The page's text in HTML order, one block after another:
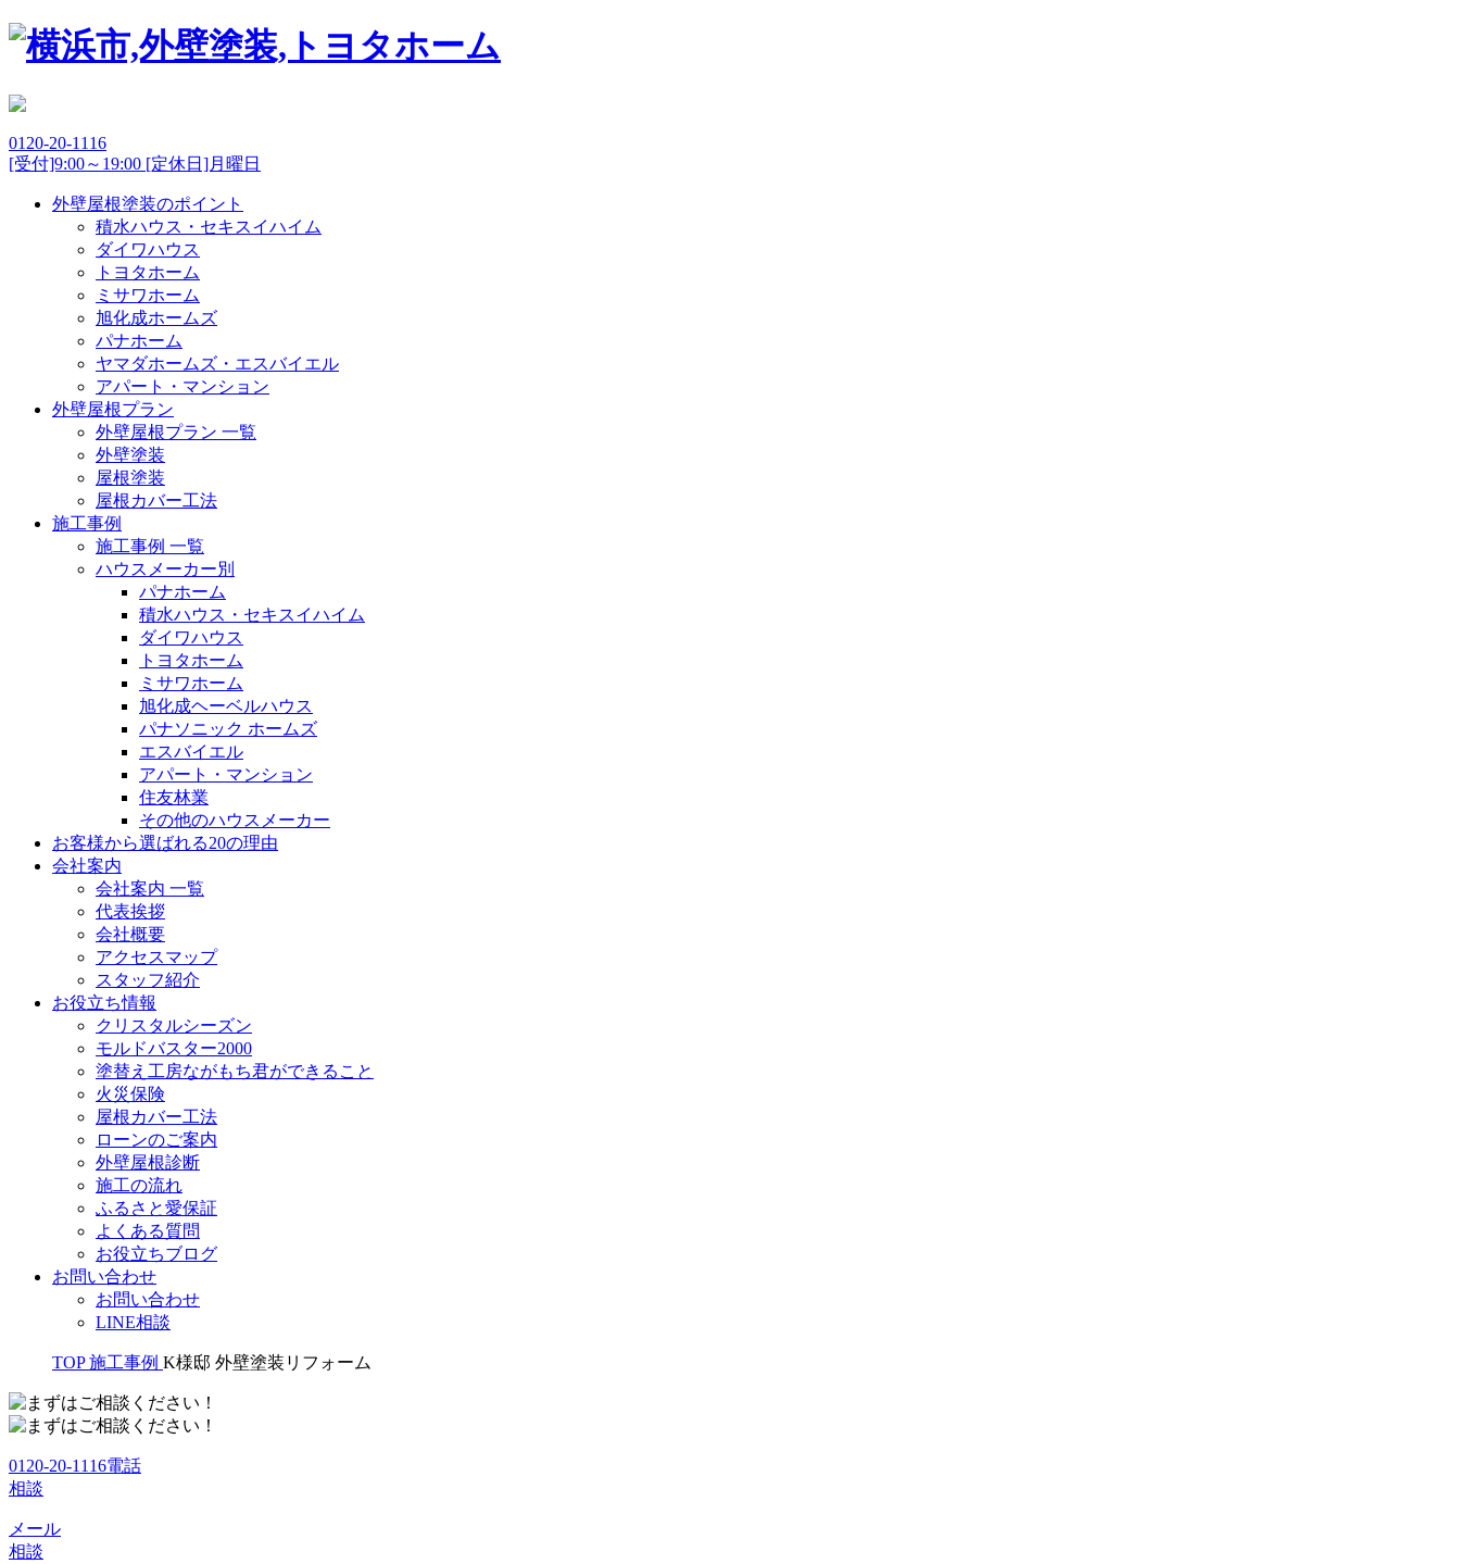
0120-20-1116
[受付]9:00～19:00 [定休日]月曜日
外壁屋根塗装のポイント
積水ハウス・セキスイハイム
ダイワハウス
トヨタホーム
ミサワホーム
旭化成ホームズ
パナホーム
ヤマダホームズ・エスバイエル
アパート・マンション
外壁屋根プラン
外壁屋根プラン 一覧
外壁塗装
屋根塗装
屋根カバー工法
施工事例
施工事例 一覧
ハウスメーカー別
パナホーム
積水ハウス・セキスイハイム
ダイワハウス
トヨタホーム
ミサワホーム
旭化成ヘーベルハウス
パナソニック ホームズ
エスバイエル
アパート・マンション
住友林業
その他のハウスメーカー
お客様から選ばれる20の理由
会社案内
会社案内 一覧
代表挨拶
会社概要
アクセスマップ
スタッフ紹介
お役立ち情報
クリスタルシーズン
モルドバスター2000
塗替え工房ながもち君ができること
火災保険
屋根カバー工法
ローンのご案内
外壁屋根診断
施工の流れ
ふるさと愛保証
よくある質問
お役立ちブログ
お問い合わせ
お問い合わせ
LINE相談
TOP 施工事例 K様邸 外壁塗装リフォーム
0120-20-1116電話
相談
メール
相談